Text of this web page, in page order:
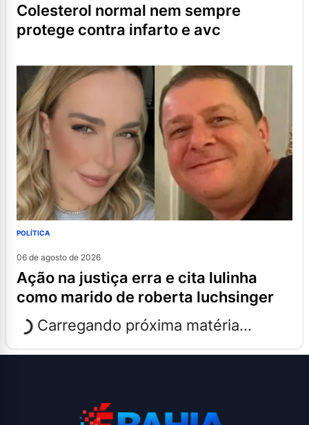
colesterol normal nem sempre
protege contra infarto e avc
POLÍTICA
06 de agosto de 2026
ação na justiça erra e cita lulinha
como marido de roberta luchsinger
Carregando próxima matéria...